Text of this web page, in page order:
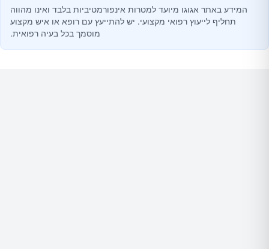
המידע באתר אגוגו מיועד למטרות אינפורמטיביות בלבד ואינו מהווה
תחליף לייעוץ רפואי מקצועי. יש להתייעץ עם רופא או איש מקצוע
מוסמך בכל בעיה רפואית.